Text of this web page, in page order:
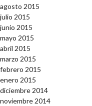
agosto 2015
julio 2015
junio 2015
mayo 2015
abril 2015
marzo 2015
febrero 2015
enero 2015
diciembre 2014
noviembre 2014